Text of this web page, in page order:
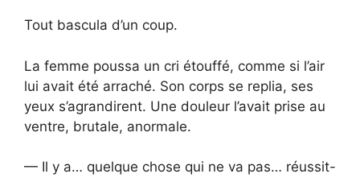
Tout bascula d’un coup.
La femme poussa un cri étouffé, comme si l’air
lui avait été arraché. Son corps se replia, ses
yeux s’agrandirent. Une douleur l’avait prise au
ventre, brutale, anormale.
— Il y a… quelque chose qui ne va pas… réussit-